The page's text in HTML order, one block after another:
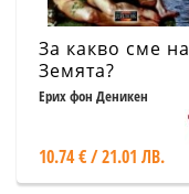
За какво сме на
Земята?
Ерих фон Деникен
10.74 € / 21.01 ЛВ.